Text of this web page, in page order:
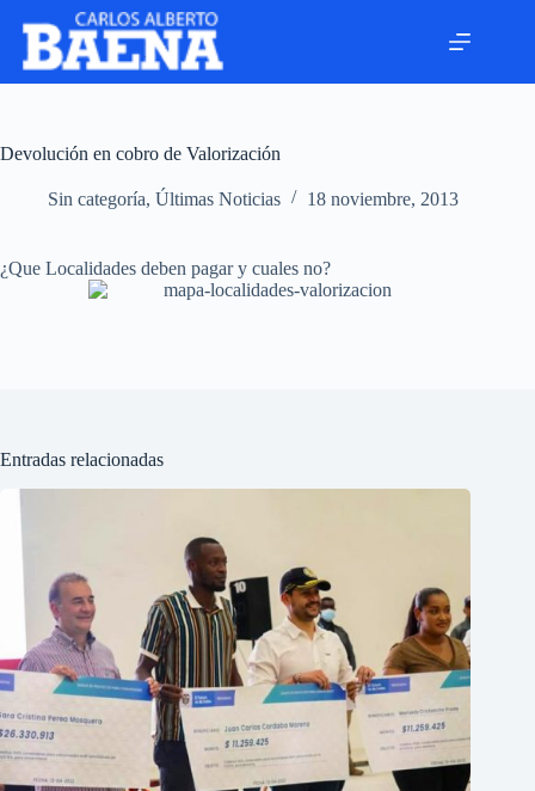
Devolución en cobro de Valorización
Sin categoría, Últimas Noticias 18 noviembre, 2013
¿Que Localidades deben pagar y cuales no?
Entradas relacionadas